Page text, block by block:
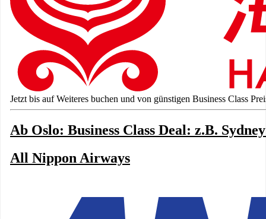
Jetzt bis auf Weiteres buchen und von günstigen Business Class
Ab Oslo: Business Class Deal: z.B.
All Nippon Airways